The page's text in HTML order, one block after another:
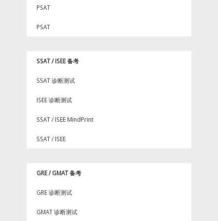
PSAT
PSAT
SSAT / ISEE 备考
SSAT 诊断测试
ISEE 诊断测试
SSAT / ISEE MindPrint
SSAT / ISEE
GRE / GMAT 备考
GRE 诊断测试
GMAT 诊断测试